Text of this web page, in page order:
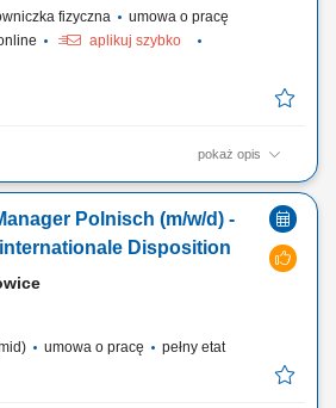
fizyczna
umowa o pracę
aplikuj szybko
pokaż opis
Pan/Pani za bezpieczną, efektywną i
zleceń transportowych z
siodłowych z naczepami oraz zestawów
przepisami prawa, umowami z
Polnisch (m/w/d) -
Disposition
umowa o pracę pełny etat